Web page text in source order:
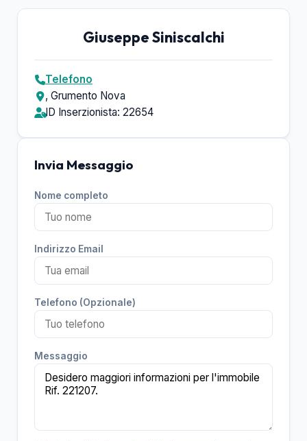
Giuseppe Siniscalchi
Telefono
, Grumento Nova
ID Inserzionista: 22654
Invia Messaggio
Nome completo
Indirizzo Email
Telefono (Opzionale)
Messaggio